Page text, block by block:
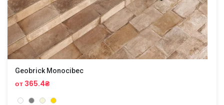
Geobrick Monocibec
от 365.4₴